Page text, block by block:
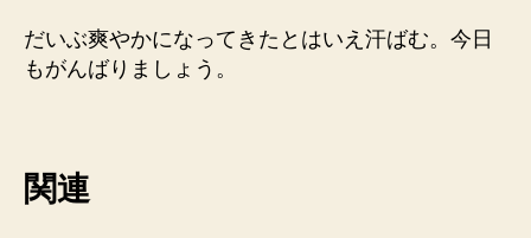
だいぶ爽やかになってきたとはいえ汗ばむ。今日
もがんばりましょう。
関連